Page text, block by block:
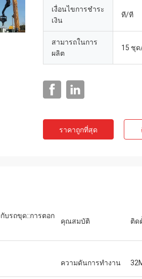
เงื่อนไขการชำระ
เงิน
ที/ที
สามารถในการ
ผลิต
15 ชุ
ราคาถูกที่สุด
บรถขุด::การตอก
คุณสมบัติ ติด
ความดันการทำงาน